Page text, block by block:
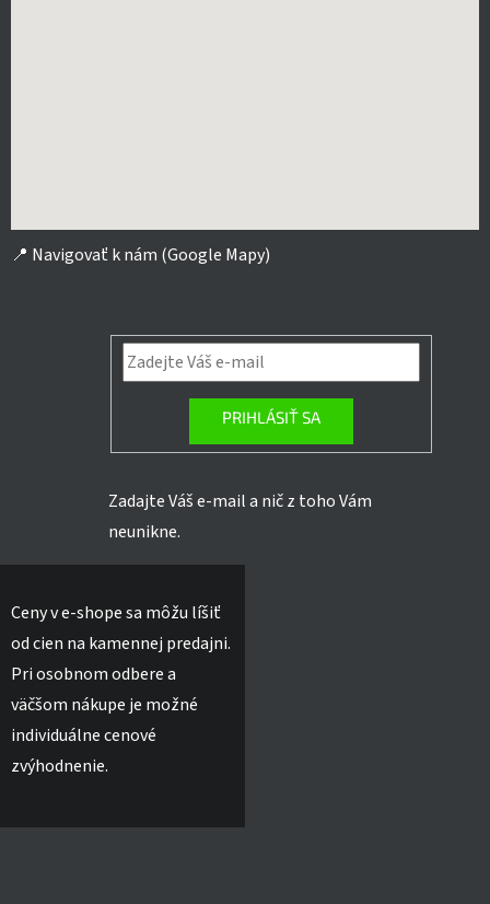
📍 Navigovať k nám (Google Mapy)
PRIHLÁSIŤ SA
Zadajte Váš e-mail a nič z toho Vám
neunikne.
Ceny v e-shope sa môžu líšiť
od cien na kamennej predajni.
Pri osobnom odbere a
väčšom nákupe je možné
individuálne cenové
zvýhodnenie.